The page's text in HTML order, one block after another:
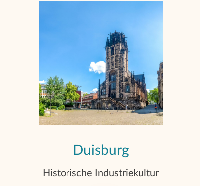
Duisburg
Historische Industriekultur